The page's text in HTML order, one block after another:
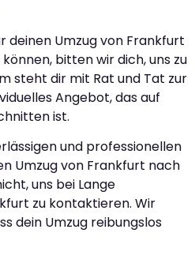
deinen Umzug von Frankfurt
bitten wir dich, uns zu
steht dir mit Rat und Tat zur
Angebot, das auf
ist.
und professionellen
Umzug von Frankfurt nach
uns bei Lange
zu kontaktieren. Wir
dein Umzug reibungslos